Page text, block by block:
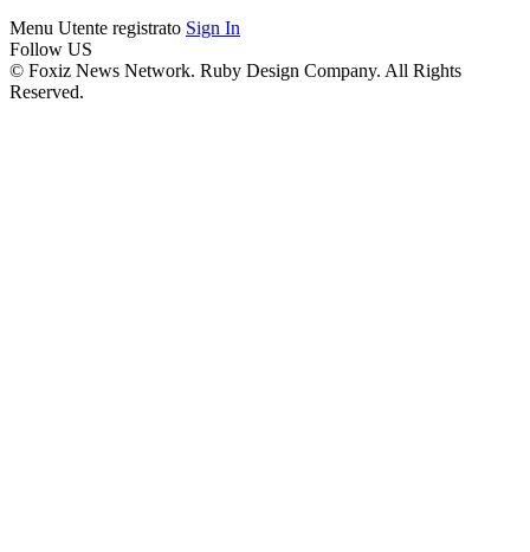
Menu Utente registrato Sign In
Follow US
© Foxiz News Network. Ruby Design Company. All Rights
Reserved.